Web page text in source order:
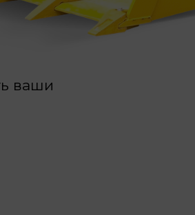
ваши